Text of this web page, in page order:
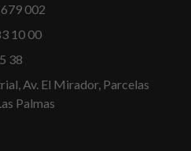
002
10 00
38
Av. El Mirador, Parcelas
Palmas